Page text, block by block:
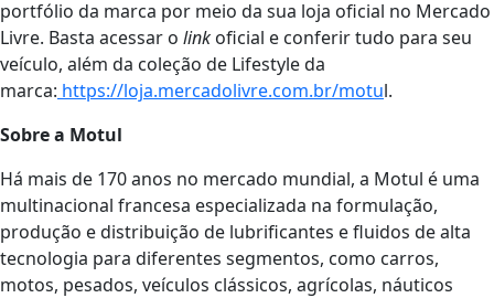
portfólio da marca por meio da sua loja oficial no Mercado
Livre. Basta acessar o link oficial e conferir tudo para seu
veículo, além da coleção de Lifestyle da
marca: https://loja.mercadolivre.com.br/motul.
Sobre a Motul
Há mais de 170 anos no mercado mundial, a Motul é uma
multinacional francesa especializada na formulação,
produção e distribuição de lubrificantes e fluidos de alta
tecnologia para diferentes segmentos, como carros,
motos, pesados, veículos clássicos, agrícolas, náuticos